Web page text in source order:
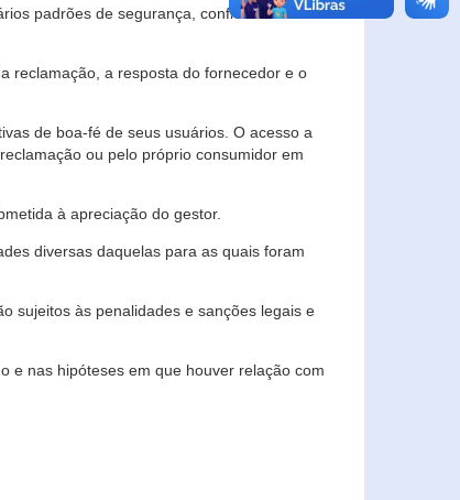
padrões de segurança, confidencialidade
reclamação, a resposta do fornecedor e o
de boa-fé de seus usuários. O acesso a
ou pelo próprio consumidor em
à apreciação do gestor.
diversas daquelas para as quais foram
sujeitos às penalidades e sanções legais e
e nas hipóteses em que houver relação com